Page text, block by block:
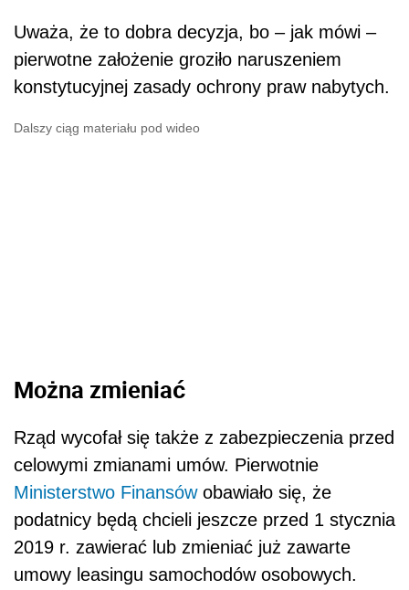
Uważa, że to dobra decyzja, bo – jak mówi –
pierwotne założenie groziło naruszeniem
konstytucyjnej zasady ochrony praw nabytych.
Dalszy ciąg materiału pod wideo
Można zmieniać
Rząd wycofał się także z zabezpieczenia przed
celowymi zmianami umów. Pierwotnie
Ministerstwo Finansówobawiało się, że
podatnicy będą chcieli jeszcze przed 1 stycznia
2019 r. zawierać lub zmieniać już zawarte
umowy leasingu samochodów osobowych.